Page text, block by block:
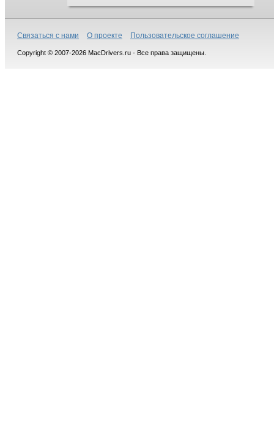
Связаться с нами О проекте Пользовательское соглашение
Copyright © 2007-2026 MacDrivers.ru - Все права защищены.